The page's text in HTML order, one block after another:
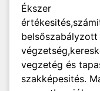
Ékszer
vegzetég és
szakképesités.